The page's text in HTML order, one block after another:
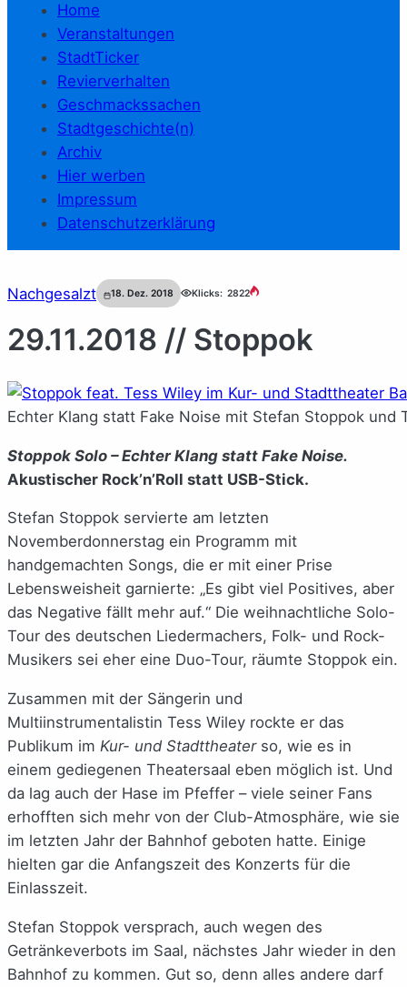
Home
Veranstaltungen
StadtTicker
Revierverhalten
Geschmackssachen
Stadtgeschichte(n)
Archiv
Hier werben
Impressum
Datenschutzerklärung
Nachgesalzt 18. Dez. 2018 Klicks: 2822
29.11.2018 // Stoppok
Echter Klang statt Fake Noise mit Stefan Stoppok
Stoppok Solo – Echter Klang statt Fake Noise.
Akustischer Rock’n’Roll statt USB-Stick.
Stefan Stoppok servierte am letzten
Novemberdonnerstag ein Programm mit
handgemachten Songs, die er mit einer Prise
Lebensweisheit garnierte: „Es gibt viel Positives, aber
das Negative fällt mehr auf.“ Die weihnachtliche Solo-
Tour des deutschen Liedermachers, Folk- und Rock-
Musikers sei eher eine Duo-Tour, räumte Stoppok ein.
Zusammen mit der Sängerin und
Multiinstrumentalistin Tess Wiley rockte er das
Publikum im Kur- und Stadttheaterso, wie es in
einem gediegenen Theatersaal eben möglich ist. Und
da lag auch der Hase im Pfeffer – viele seiner Fans
erhofften sich mehr von der Club-Atmosphäre, wie sie
im letzten Jahr der Bahnhof geboten hatte. Einige
hielten gar die Anfangszeit des Konzerts für die
Einlasszeit.
Stefan Stoppok versprach, auch wegen des
Getränkeverbots im Saal, nächstes Jahr wieder in den
Bahnhof zu kommen. Gut so, denn alles andere darf